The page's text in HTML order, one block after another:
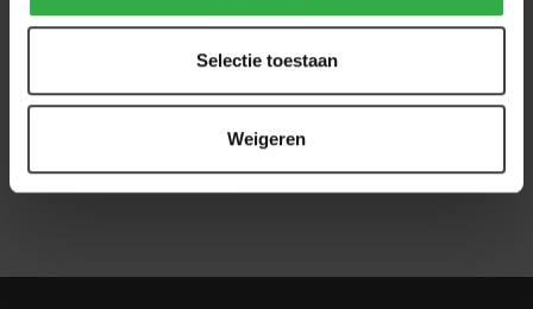
Selectie toestaan
Weigeren
- Robuust ontwerp met
€299,00